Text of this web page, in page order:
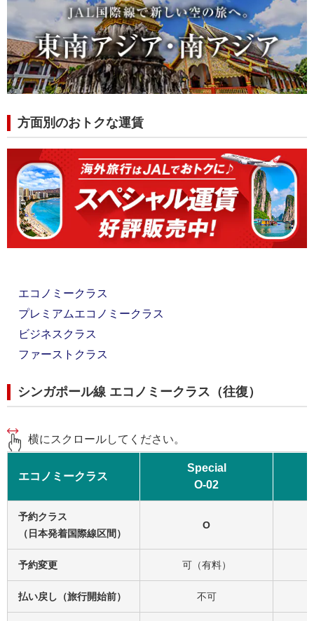
方面別のおトクな運賃
エコノミークラス
プレミアムエコノミークラス
ビジネスクラス
ファーストクラス
シンガポール線 エコノミークラス（往復）
横にスクロールしてください。
エコノミークラス
Special
O-02
予約クラス
（日本発着国際線区間）
O
予約変更 可（有料）
払い戻し（旅行開始前） 不可